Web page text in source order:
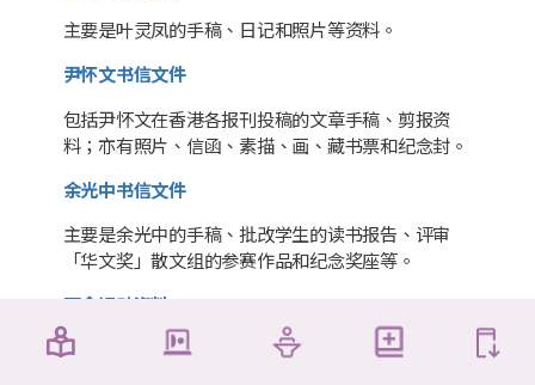
主要是叶灵凤的手稿、日记和照片等资料。
尹怀文书信文件
包括尹怀文在香港各报刊投稿的文章手稿、剪报资
料；亦有照片、信函、素描、画、藏书票和纪念封。
余光中书信文件
主要是余光中的手稿、批改学生的读书报告、评审
「华文奖」散文组的参赛作品和纪念奖座等。
雨伞运动资料
主要是雨伞运动结束清场时，由不同人士在现场收集